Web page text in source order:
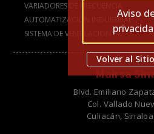
Aviso
Volver al
VARIADORES DE FRECUENCIA
AUTOMATIZACION INDUSTRIAL
SISTEMA DE VENTILACION
Mairsa
Blvd. Emiliano
Col. Vallado
Culiacán,